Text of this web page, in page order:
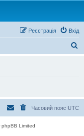
Вхід
Реєстрація
Часовий пояс UTC
Limited